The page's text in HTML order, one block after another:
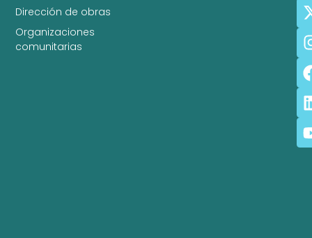
Dirección de obras
Organizaciones
comunitarias